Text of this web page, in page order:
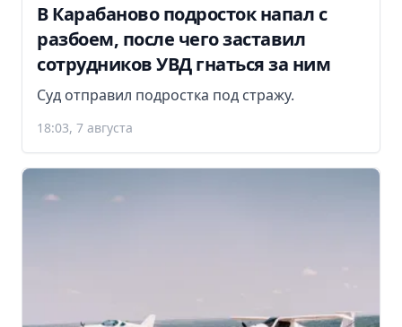
В Карабаново подросток напал с
разбоем, после чего заставил
сотрудников УВД гнаться за ним
Суд отправил подростка под стражу.
18:03, 7 августа